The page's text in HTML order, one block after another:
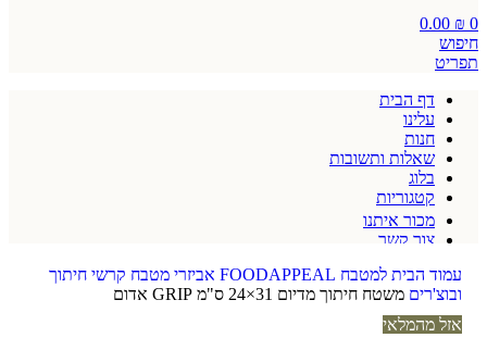
0
0.00 ₪
חיפוש
תפריט
דף הבית
עלינו
חנות
שאלות ותשובות
בלוג
קטגוריות
מכור איתנו
צור קשר
עמוד הבית למטבח FOODAPPEAL אביזרי מטבח קרשי חיתוך
ובוצ'רים משטח חיתוך מדיום 31×24 ס"מ GRIP אדום
אזל מהמלאי